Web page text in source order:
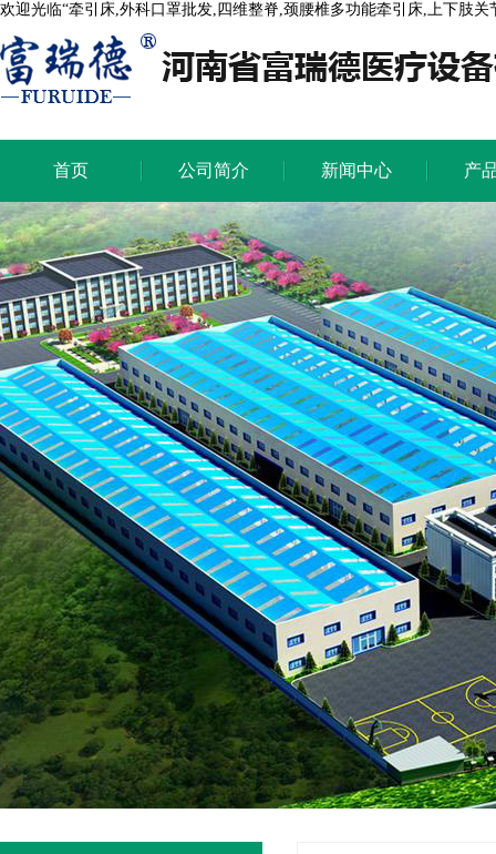
欢迎光临“牵引床,外科口罩批发,四维整脊,颈腰椎多功能牵引床,上下肢
首页
首页
公司简介
公司简介
新闻中心
新闻中心
产
产